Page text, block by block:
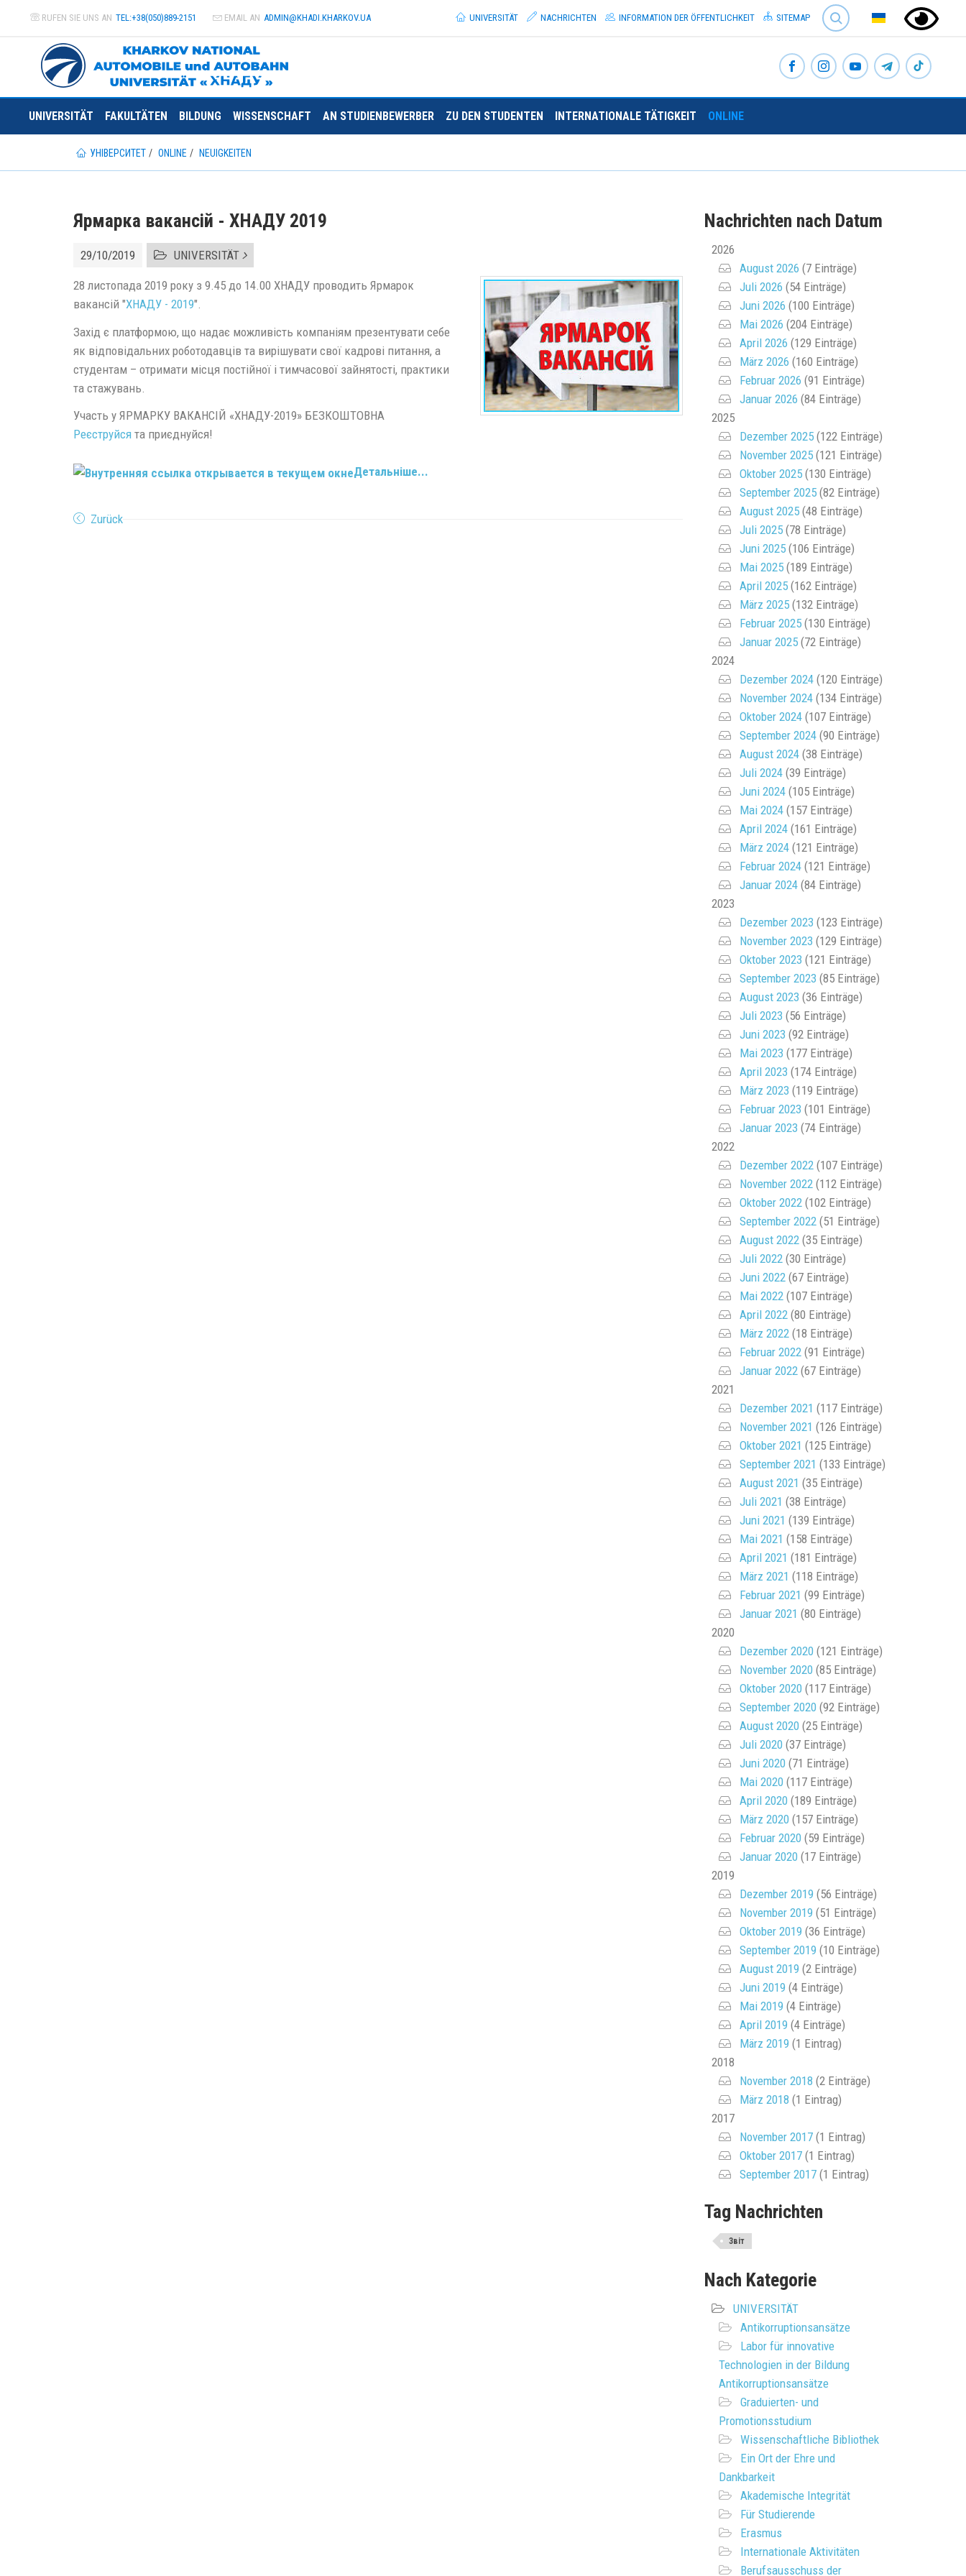
RUFEN SIE UNS AN TEL:+38(050)889-2151 EMAIL AN ADMIN@KHADI.KHARKOV.UA
SEARCH
UNIVERSITÄT
NACHRICHTEN INFORMATION DER ÖFFENTLICHKEIT SITEMAP
UNIVERSITÄT FAKULTÄTEN BILDUNG WISSENSCHAFT AN STUDIENBEWERBER ZU DEN STUDENTEN INTERNATIONALE TÄTIGKEIT ONLINE
УНІВЕРСИТЕТ ONLINE NEUIGKEITEN
Ярмарка вакансій - ХНАДУ 2019
29/10/2019 UNIVERSITÄT
28 листопада 2019 року з 9.45 до 14.00 ХНАДУ проводить Ярмарок
вакансій "ХНАДУ - 2019".
Захід є платформою, що надає можливість компаніям презентувати себе
як відповідальних роботодавців та вирішувати свої кадрові питання, а
студентам – отримати місця постійної і тимчасової зайнятості, практики
та стажувань.
Участь у ЯРМАРКУ ВАКАНСІЙ «ХНАДУ-2019» БЕЗКОШТОВНА
Реєструйся та приєднуйся!
Детальніше...
Zurück
Nachrichten nach Datum
2026
August 2026 (7 Einträge)
Juli 2026 (54 Einträge)
Juni 2026 (100 Einträge)
Mai 2026 (204 Einträge)
April 2026 (129 Einträge)
März 2026 (160 Einträge)
Februar 2026 (91 Einträge)
Januar 2026 (84 Einträge)
2025
Dezember 2025(122 Einträge)
November 2025(121 Einträge)
Oktober 2025(130 Einträge)
September 2025(82 Einträge)
August 2025(48 Einträge)
Juli 2025(78 Einträge)
Juni 2025(106 Einträge)
Mai 2025(189 Einträge)
April 2025(162 Einträge)
März 2025(132 Einträge)
Februar 2025(130 Einträge)
Januar 2025(72 Einträge)
2024
Dezember 2024(120 Einträge)
November 2024(134 Einträge)
Oktober 2024(107 Einträge)
September 2024(90 Einträge)
August 2024(38 Einträge)
Juli 2024(39 Einträge)
Juni 2024(105 Einträge)
Mai 2024(157 Einträge)
April 2024(161 Einträge)
März 2024(121 Einträge)
Februar 2024(121 Einträge)
Januar 2024(84 Einträge)
2023
Dezember 2023 (123 Einträge)
November 2023 (129 Einträge)
Oktober 2023 (121 Einträge)
September 2023 (85 Einträge)
August 2023 (36 Einträge)
Juli 2023 (56 Einträge)
Juni 2023 (92 Einträge)
Mai 2023 (177 Einträge)
April 2023 (174 Einträge)
März 2023 (119 Einträge)
Februar 2023 (101 Einträge)
Januar 2023 (74 Einträge)
2022
Dezember 2022(107 Einträge)
November 2022(112 Einträge)
Oktober 2022(102 Einträge)
September 2022(51 Einträge)
August 2022(35 Einträge)
Juli 2022(30 Einträge)
Juni 2022(67 Einträge)
Mai 2022(107 Einträge)
April 2022(80 Einträge)
März 2022(18 Einträge)
Februar 2022(91 Einträge)
Januar 2022(67 Einträge)
2021
Dezember 2021 (117 Einträge)
November 2021 (126 Einträge)
Oktober 2021 (125 Einträge)
September 2021 (133 Einträge)
August 2021 (35 Einträge)
Juli 2021 (38 Einträge)
Juni 2021 (139 Einträge)
Mai 2021 (158 Einträge)
April 2021 (181 Einträge)
März 2021 (118 Einträge)
Februar 2021 (99 Einträge)
Januar 2021 (80 Einträge)
2020
Dezember 2020(121 Einträge)
November 2020(85 Einträge)
Oktober 2020(117 Einträge)
September 2020(92 Einträge)
August 2020(25 Einträge)
Juli 2020(37 Einträge)
Juni 2020(71 Einträge)
Mai 2020(117 Einträge)
April 2020(189 Einträge)
März 2020(157 Einträge)
Februar 2020(59 Einträge)
Januar 2020(17 Einträge)
2019
Dezember 2019 (56 Einträge)
November 2019 (51 Einträge)
Oktober 2019 (36 Einträge)
September 2019 (10 Einträge)
August 2019 (2 Einträge)
Juni 2019 (4 Einträge)
Mai 2019 (4 Einträge)
April 2019 (4 Einträge)
März 2019 (1 Eintrag)
2018
November 2018 (2 Einträge)
März 2018 (1 Eintrag)
2017
November 2017(1 Eintrag)
Oktober 2017(1 Eintrag)
September 2017(1 Eintrag)
Tag Nachrichten
Звіт
Nach Kategorie
UNIVERSITÄT
Antikorruptionsansätze
Labor für innovative
Technologien in der Bildung
Antikorruptionsansätze
Graduierten- und
Promotionsstudium
Wissenschaftliche Bibliothek
Ein Ort der Ehre und
Dankbarkeit
Akademische Integrität
Für Studierende
Erasmus
Internationale Aktivitäten
Berufsausschuss der